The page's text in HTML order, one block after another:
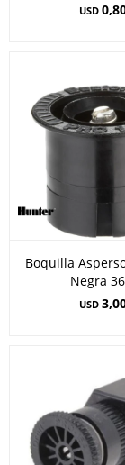
USD
Boquilla
Negra
USD